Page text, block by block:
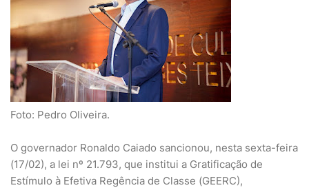
Foto: Pedro Oliveira.
O governador Ronaldo Caiado sancionou, nesta sexta-feira
(17/02), a lei nº 21.793, que institui a Gratificação de
Estímulo à Efetiva Regência de Classe (GEERC),